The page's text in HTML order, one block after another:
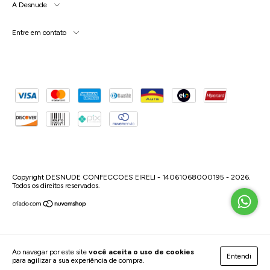
Ao navegar por este site você aceita o uso de cookies
para agilizar a sua experiência de compra.
Entendi
A Desnude
Entre em contato
Copyright DESNUDE CONFECCOES EIRELI - 14061068000195 - 2026.
Todos os direitos reservados.